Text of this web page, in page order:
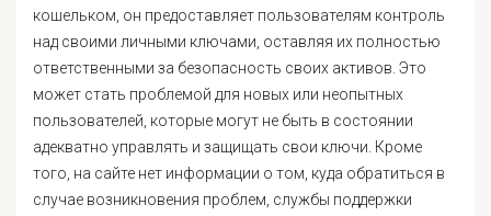
кошельком, он предоставляет пользователям контроль
над своими личными ключами, оставляя их полностью
ответственными за безопасность своих активов. Это
может стать проблемой для новых или неопытных
пользователей, которые могут не быть в состоянии
адекватно управлять и защищать свои ключи​. Кроме
того, на сайте нет информации о том, куда обратиться в
случае возникновения проблем, службы поддержки